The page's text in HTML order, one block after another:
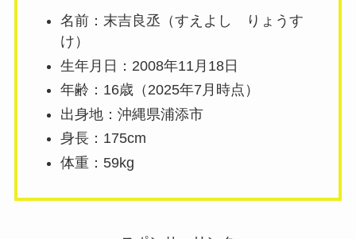
名前：末吉良丞（すえよし りょうす
け）
生年月日：2008年11月18日
年齢：16歳（2025年7月時点）
出身地：沖縄県浦添市
身長：175cm
体重：59kg